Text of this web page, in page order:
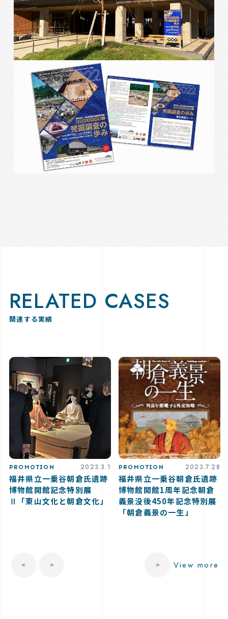
RELATED CASES
関連する実績
PROMOTION 2023.3.1
福井県立一乗谷朝倉氏遺跡
博物館開館記念特別展
Ⅱ「東山文化と朝倉文化」
PROMOTION 2023.7.28
福井県立一乗谷朝倉氏遺跡
博物館開館1周年記念朝倉
義景没後450年記念特別展
「朝倉義景の一生」
View more